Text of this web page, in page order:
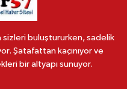
sizleri buluştururken, sadelik
Şatafattan kaçınıyor ve
bir altyapı sunuyor.